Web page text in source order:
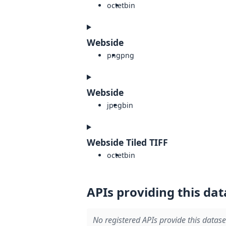
octetbin
Webside
pngpng
Webside
jpegbin
Webside Tiled TIFF
octetbin
APIs providing this
No registered APIs provide this